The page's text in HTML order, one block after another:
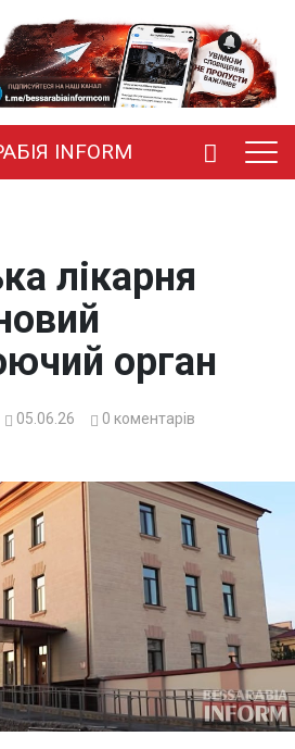
INFORM
лікарня
орган
05.06.26 0 коментарів